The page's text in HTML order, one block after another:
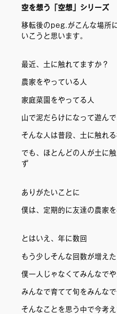
空を想う「空想」シリーズ
移転後のpeg.がこんな場所
いこうと思います。
最近、土に触れてますか？
農家をやっている人
家庭菜園をやってる人
山で泥だらけになって遊んで
そんな人は普段、土に触れ
でも、ほとんどの人が土に
ず
ありがたいことに
僕は、定期的に友達の農家
とはいえ、年に数回
もう少しそんな回数が増え
僕一人じゃなくてみんなで
みんなで育てて旬をみんな
そんなことを思う中で今考